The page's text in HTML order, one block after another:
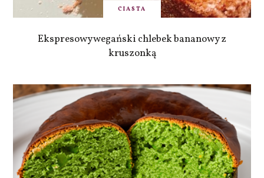
CIASTA
Ekspresowy wegański chlebek bananowy z
kruszonką